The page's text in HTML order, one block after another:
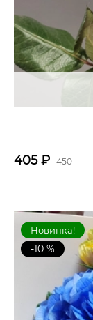
405₽ 450
Новинка!
-10 %